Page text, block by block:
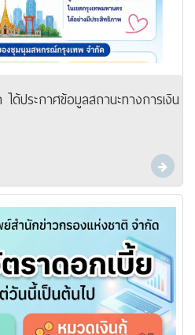
ประกาศข้อมูลสถานะทางการเงิน